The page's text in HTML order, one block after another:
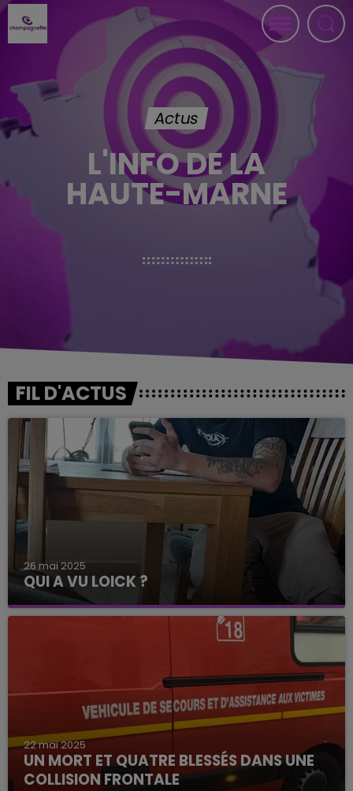
Actus
L'INFO DE LA
HAUTE-MARNE
FIL D'ACTUS
26 mai 2025
QUI A VU LOICK ?
22 mai 2025
UN MORT ET QUATRE BLESSÉS DANS UNE
COLLISION FRONTALE